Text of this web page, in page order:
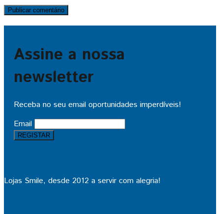
Assine a nossa
newsletter
Receba no seu email oportunidades imperdíveis!
Email
Lojas Smile, desde 2012 a servir com alegria!